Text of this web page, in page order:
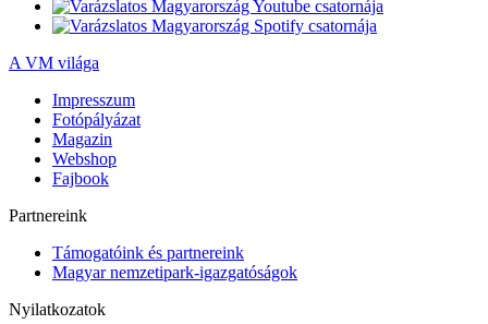
A VM világa
Impresszum
Fotópályázat
Magazin
Webshop
Fajbook
Partnereink
Támogatóink és partnereink
Magyar nemzetipark-igazgatóságok
Nyilatkozatok